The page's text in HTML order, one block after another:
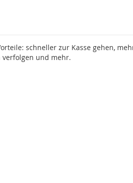
schneller zur Kasse gehen,
verfolgen und mehr.